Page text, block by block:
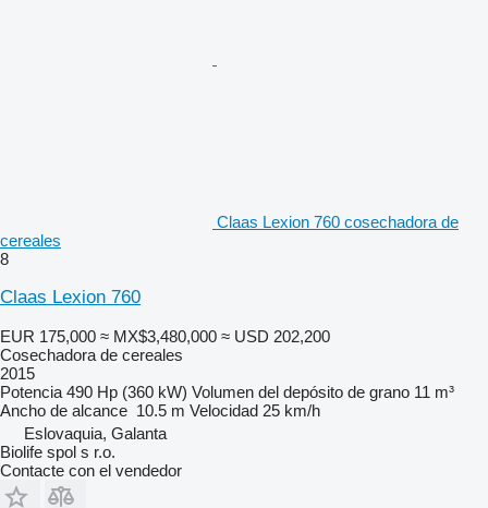
Claas Lexion 760 cosechadora de
cereales
8
Claas Lexion 760
EUR 175,000 ≈ MX$3,480,000 ≈ USD 202,200
Cosechadora de cereales
2015
Potencia 490 Hp (360 kW) Volumen del depósito de grano 11 m³
Ancho de alcance 10.5 m Velocidad 25 km/h
Eslovaquia, Galanta
Biolife spol s r.o.
Contacte con el vendedor